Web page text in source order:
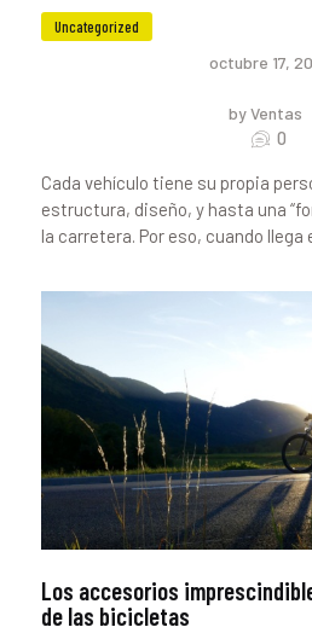
Uncategorized
octubre 17,
by Ventas
0
Cada vehículo tiene su propia
estructura, diseño, y hasta una
la carretera. Por eso, cuando
Los accesorios
de las bicicletas